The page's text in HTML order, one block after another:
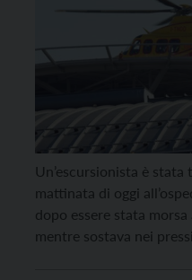
Un’escursionista è
mattinata di oggi
dopo essere stata
mentre sostava nei